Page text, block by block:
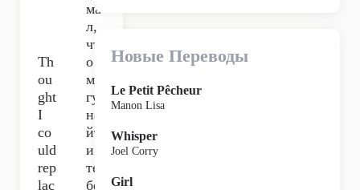
Th
ou
ght
I
co
uld
rep
lac
ма
л,
чт
о
мо
гу
на
йт
и
те
бе
Новые Переводы
Le Petit Pêcheur
Manon Lisa
Whisper
Joel Corry
Girl